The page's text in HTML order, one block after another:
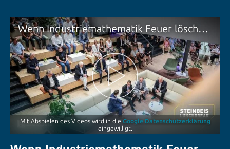
Wenn Industriemathematik Feuer löscht | Steinbeis Lunchbreak live | Folge 30
Mit Abspielen des Videos wird in die Google Datenschutzerklärung
eingewilligt.